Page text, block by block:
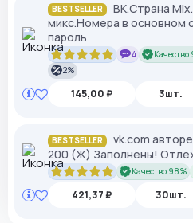
BESTSELLER
ВК.Страна
микс.Номера в основном
пароль
4 Качество
2%
145,00 ₽ 3шт.
BESTSELLER
vk.com
200 (Ж) Заполнены!
Качество 98%
421,37 ₽ 30шт.